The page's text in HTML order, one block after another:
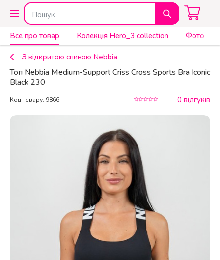
Все про товар Колекція Hero_3 collection Фото
З відкритою спиною Nebbia
Топ Nebbia Medium-Support Criss Cross Sports Bra Iconic
Black 230
0 відгуків
Код товару: 9866
КУПИТИ